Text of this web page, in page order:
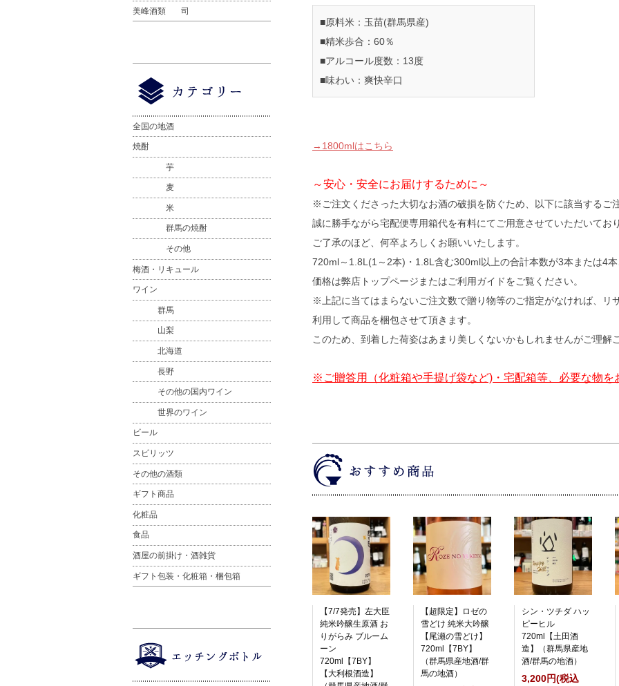
■原料米：玉苗(群馬県産)
■精米歩合：60％
■アルコール度数：13度
■味わい：爽快辛口
→1800mlはこちら
～安心・安全にお届けするために～
※ご注文くださった大切なお酒の破損を防ぐため、以下に該当するご
誠に勝手ながら宅配便専用箱代を有料にてご用意させていただいており
ご了承のほど、何卒よろしくお願いいたします。
720ml～1.8L(1～2本)・1.8L含む300ml以上の合計本数が3本または4本
価格は弊店トップページまたはご利用ガイドをご覧ください。
※上記に当てはまらないご注文数で贈り物等のご指定がなければ、リ
利用して商品を梱包させて頂きます。
このため、到着した荷姿はあまり美しくないかもしれませんがご理解
※ご贈答用（化粧箱や手提げ袋など)・宅配箱等、必要な物を
【7/7発売】左大臣
純米吟醸生原酒 お
りがらみ ブルーム
ーン
720ml【7BY】
【大利根酒造】
【超限定】ロゼの
雪どけ 純米大吟醸
【尾瀬の雪どけ】
720ml【7BY】
（群馬県産地酒/群
馬の地酒）
シン・ツチダ ハッ
ピーヒル
720ml【土田酒
造】（群馬県産地
酒/群馬の地酒）
3,200円(税込
美峰酒類 司
全国の地酒
焼酎
芋
麦
米
群馬の焼酎
その他
梅酒・リキュール
ワイン
群馬
山梨
北海道
長野
その他の国内ワイン
世界のワイン
ビール
スピリッツ
その他の酒類
ギフト商品
化粧品
食品
酒屋の前掛け・酒雑貨
ギフト包装・化粧箱・梱包箱